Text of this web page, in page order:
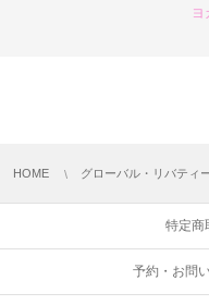
ヨ
HOME グローバル・リバティ
特定商
予約・お問